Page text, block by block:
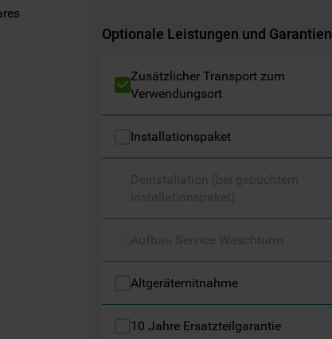
Optionale Leistungen und Garantien
Zusätzlicher Transport zum
Verwendungsort
Installationspaket
Altgerätemitnahme
10 Jahre Ersatzteilgarantie
Schaltfläche "Alle
klicken, stimmen Sie
unsere Cookie-Richtlinie
klicken, werden
seiten/nutzung-